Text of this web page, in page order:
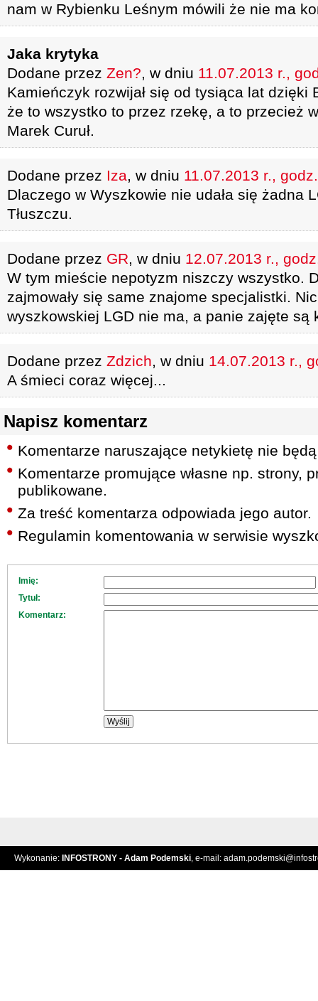
nam w Rybienku Leśnym mówili że nie ma
Jaka krytyka
Dodane przez Zen?, w dniu 11.07.2013 r.,
Kamieńczyk rozwijał się od tysiąca lat dzięki
że to wszystko to przez rzekę, a to przecież
Marek Curuł.
Dodane przez Iza, w dniu 11.07.2013 r.,
Dlaczego w Wyszkowie nie udała się żadna
Tłuszczu.
Dodane przez GR, w dniu 12.07.2013 r.,
W tym mieście nepotyzm niszczy wszystko.
zajmowały się same znajome specjalistki.
wyszkowskiej LGD nie ma, a panie zajęte są
Dodane przez Zdzich, w dniu 14.07.2013 r.,
A śmieci coraz więcej...
Napisz komentarz
Komentarze naruszające netykietę nie
Komentarze promujące własne np. strony,
publikowane.
Za treść komentarza odpowiada jego autor.
Regulamin komentowania w serwisie
Imię:
Tytuł:
Komentarz:
Wykonanie: INFOSTRONY - Adam Podemski, e-mail: